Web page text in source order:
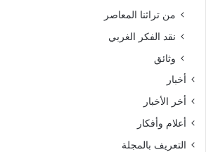
من تراثنا المعاصر
نقد الفكر الغربي
وثائق
أخبار
أخر الأخبار
أعلام وأفكار
التعريف بالمجلة